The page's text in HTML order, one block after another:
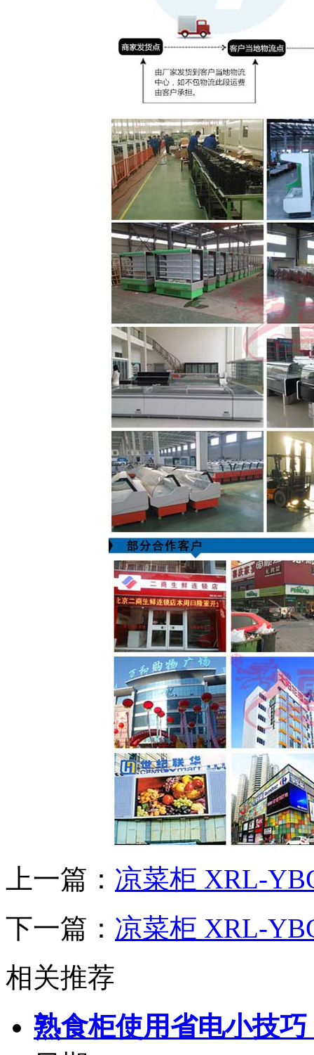
上一篇： 凉菜柜 XRL-
下一篇： 凉菜柜 XRL-
相关推荐
熟食柜使用省电小技巧